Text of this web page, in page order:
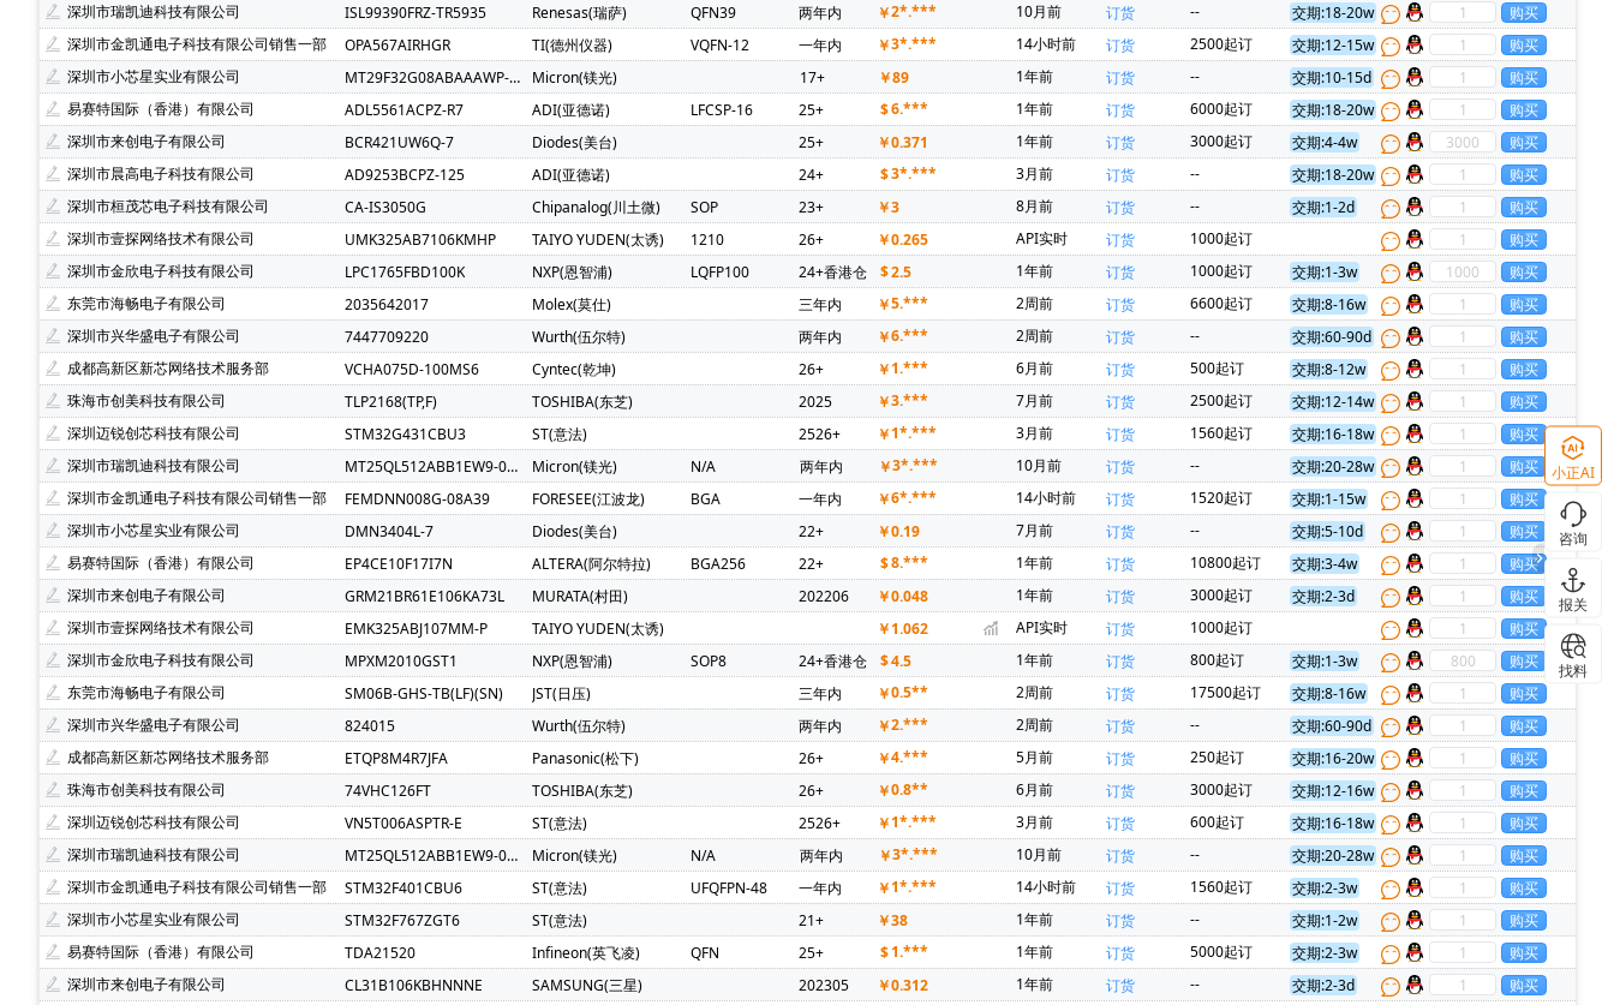
SGMICRO(圣邦微)(32)
Cypress(赛普拉斯)(31) Samwha(三和电容器)(31) KEMET(基美)(30) HONGFA(宏发)(26) Everspin Technologies(23)
ON(安森美)(22)
Brightking(台湾君耀)(22)
MotorComm(裕太微)(22) Nations(国民技术)(21) Broadcom(博通)(20) DIPTRONICS(圜达)(20)
Panasonic(松下)(20)
SILICON LABS(芯科)(20)
RUNIC(润石)(19) Chiplntelli(启英泰伦)(19) 3PEAK(思瑞浦)(18) Hirose(广濑电机)(17) Micron(镁光)(17)
Harwin(14)
LOWPOWER(微源半导体)(14)
HED(华大电子)(13) X-Powers(芯智汇)(13) Vishay(威世)(12) TKD(泰晶)(12) Ruichips(锐骏半导体)(11)
FORESEE(江波龙)(11)
XILINX(赛灵思)(10)
Nuvoton(新唐)(9) WALTER(华德)(9) SINEDEVICE(宇宏微)(8) MARVELL(迈威)(7)
REALTEK(瑞昱)(7)
SAMSUNG(三星)(7)
BERYL(绿宝石)(7) GD(兆易创新)(7) MAN YUE(万裕科技)(6) Samtec(5)
TAIYO YUDEN(太诱)(5)
TDK-Lambda(5)
YXC(扬兴晶振)(5) STE(松田)(5) Geehy(珠海极海)(5) ALTERA(阿尔特拉)(4) FUJI(富士电机)(4) Novosense(纳芯微)(4)
Zbit(恒烁)(4)
AVX(京瓷)(3)
Wayon(上海维安)(3) Maxlinear(迈凌)(3) Qorvo(威讯联合)(3) RICHTEK(台湾立锜)(3) SEMIKRON(赛米控)(3)
TOREX(特瑞仕)(3)
SMC(桑德斯)(3)
HK(航顺)(3) Chinamobile(中移物联网)(3) BYD(比亚迪)(3) HDSC(华大半导体)(3) ALLEGRO(美国埃戈罗)(2)
CHIPLINK(芯联)(2)
Dialog Semiconductor GmbH(2)
ECS Inc(2) fangtek(方泰)(2) KINETIC(芯凯)(2) Littelfuse(力特)(2) MORNSUN(金升阳)(2)
Maxscend(卓胜微)(2)
MPS(美国芯源)(2)
MCC(美微科)(2) Nvidia(英伟达)(2) TXC(晶技)(2) e2v technologies(2) Astrodyne TDI Power Supplies & EMI Filters(2)
FH(风华)(2)
Nexperia(安世)(2)
RUIMENG(瑞盟)(2) Firstohm(台湾第一电阻)(2) Joulwatt(杰华特)(2) SOUTHCHIP(南芯)(2) CXMT(长鑫存储)(2)
NISSHINBO(2)
SCT(芯洲科技)(2)
AzureWave(海华)(1) ALPS(阿尔卑斯)(1) AMS(艾迈斯)(1) Atmel(爱特梅尔)(1) Avago(安华高)(1)
BELLING(上海贝岭)(1)
Bourns(伯恩斯)(1)
COSMO(冠西)(1) Chilisin(奇力新)(1) CAVIUM INC(1) CREE(科锐)(1) C&K Components(1) Everest-semi(顺芯)(1)
ESMT(晶豪科)(1)
FM(复旦微)(1)
FTDI(飞特帝亚)(1) Freescale(飞思卡尔)(1) IR(国际整流器)(1) INTEL(英特尔)(1) IXYS(艾赛斯)(1) Lattice(莱迪斯)(1)
MACOM(1)
MSTAR(晨星)(1)
Natlinear(南麟)(1) PUI Audio(1) Phoenix(菲尼克斯)(1) PULSE ELECTRONICS(1) Rubycon(红宝石)(1)
U-BLOX(优北罗)(1)
AMP NETCONNECT(1)
Power Dynamics Inc(1) CommScope Inc(1) 3L COILS(台湾三礼)(1) SOC(赛元微)(1) Createk Micro(达晶微)(1)
TONTEK(台湾通泰)(1)
无锡紫光微(1)
Nsiway(纳芯威)(1) xysemi(赛芯微)(1) TEAPO(智宝)(1) Anlogic(安路科技)(1) HEXIN(禾芯微)(1) Chipanalog(川土微)(1)
KIOXIA(铠侠)(1)
BRIGHTEK(弘凯光电)(1)
Magn Tek(麦歌恩)(1) TMI(拓尔微)(1) RYCHiP(蕊源)(1) Unilc(紫光国芯)(1) HT(金誉)(1)
BOYA(博雅)(1)
BUSSMANN(巴斯曼)(1)
深圳市瑞凯迪科技有限公司
ISL99390FRZ-TR5935 Renesas(瑞萨) QFN39 两年内 ￥2*.*** 10月前 订货 --
交期:18-20w
深圳市金凯通电子科技有限公司销售一部
OPA567AIRHGR TI(德州仪器) VQFN-12 一年内 ￥3*.*** 14小时前 订货 2500起订
交期:12-15w
深圳市小芯星实业有限公司
MT29F32G08ABAAAWP-ITZ:A Micron(镁光) 17+ ￥89 1年前 订货 --
交期:10-15d
易赛特国际（香港）有限公司
ADL5561ACPZ-R7 ADI(亚德诺) LFCSP-16 25+ $6.*** 1年前 订货 6000起订
交期:18-20w
深圳市来创电子有限公司
BCR421UW6Q-7 Diodes(美台) 25+ ￥0.371 1年前 订货 3000起订
交期:4-4w
深圳市晨高电子科技有限公司
AD9253BCPZ-125 ADI(亚德诺) 24+ $3*.*** 3月前 订货 --
交期:18-20w
深圳市桓茂芯电子科技有限公司
CA-IS3050G Chipanalog(川土微) SOP 23+ ￥3 8月前 订货 --
交期:1-2d
深圳市壹探网络技术有限公司
UMK325AB7106KMHP TAIYO YUDEN(太诱) 1210 26+ ￥0.265 API实时 订货
1000起订
深圳市金欣电子科技有限公司
LPC1765FBD100K NXP(恩智浦) LQFP100 24+香港仓 $2.5 1年前 订货 1000起订
交期:1-3w
东莞市海畅电子有限公司
2035642017 Molex(莫仕) 三年内 ￥5.*** 2周前 订货 6600起订
交期:8-16w
深圳市兴华盛电子有限公司
7447709220 Wurth(伍尔特) 两年内 ￥6.*** 2周前 订货 --
交期:60-90d
成都高新区新芯网络技术服务部
VCHA075D-100MS6 Cyntec(乾坤) 26+ ￥1.*** 6月前 订货 500起订
交期:8-12w
珠海市创美科技有限公司
TLP2168(TP,F) TOSHIBA(东芝) 2025 ￥3.*** 7月前 订货 2500起订
交期:12-14w
深圳迈锐创芯科技有限公司
STM32G431CBU3 ST(意法) 2526+ ￥1*.*** 3月前 订货 1560起订
交期:16-18w
深圳市瑞凯迪科技有限公司
MT25QL512ABB1EW9-0SIT Micron(镁光) N/A 两年内 ￥3*.*** 10月前 订货 --
交期:20-28w
深圳市金凯通电子科技有限公司销售一部
FEMDNN008G-08A39 FORESEE(江波龙) BGA 一年内 ￥6*.*** 14小时前 订货 1520起订
交期:1-15w
深圳市小芯星实业有限公司
DMN3404L-7 Diodes(美台) 22+ ￥0.19 7月前 订货 --
交期:5-10d
易赛特国际（香港）有限公司
EP4CE10F17I7N ALTERA(阿尔特拉) BGA256 22+ $8.*** 1年前 订货 10800起订
交期:3-4w
深圳市来创电子有限公司
GRM21BR61E106KA73L MURATA(村田) 202206 ￥0.048 1年前 订货 3000起订
交期:2-3d
深圳市壹探网络技术有限公司
EMK325ABJ107MM-P TAIYO YUDEN(太诱) ￥1.062 API实时 订货
1000起订
深圳市金欣电子科技有限公司
MPXM2010GST1 NXP(恩智浦) SOP8 24+香港仓 $4.5 1年前 订货 800起订
交期:1-3w
东莞市海畅电子有限公司
SM06B-GHS-TB(LF)(SN) JST(日压) 三年内 ￥0.5** 2周前 订货 17500起订
交期:8-16w
深圳市兴华盛电子有限公司
824015 Wurth(伍尔特) 两年内 ￥2.*** 2周前 订货 --
交期:60-90d
成都高新区新芯网络技术服务部
ETQP8M4R7JFA Panasonic(松下) 26+ ￥4.*** 5月前 订货 250起订
交期:16-20w
珠海市创美科技有限公司
74VHC126FT TOSHIBA(东芝) 26+ ￥0.8** 6月前 订货 3000起订
交期:12-16w
深圳迈锐创芯科技有限公司
VN5T006ASPTR-E ST(意法) 2526+ ￥1*.*** 3月前 订货 600起订
交期:16-18w
深圳市瑞凯迪科技有限公司
MT25QL512ABB1EW9-0SIT Micron(镁光) N/A 两年内 ￥3*.*** 10月前 订货 --
交期:20-28w
深圳市金凯通电子科技有限公司销售一部
STM32F401CBU6 ST(意法) UFQFPN-48 一年内 ￥1*.*** 14小时前 订货 1560起订
交期:2-3w
深圳市小芯星实业有限公司
STM32F767ZGT6 ST(意法) 21+ ￥38 1年前 订货 --
交期:1-2w
易赛特国际（香港）有限公司
TDA21520 Infineon(英飞凌) QFN 25+ $1.*** 1年前 订货 5000起订
交期:2-3w
深圳市来创电子有限公司
CL31B106KBHNNNE SAMSUNG(三星) 202305 ￥0.312 1年前 订货 --
交期:2-3d
小正AI
咨询
报关
找料